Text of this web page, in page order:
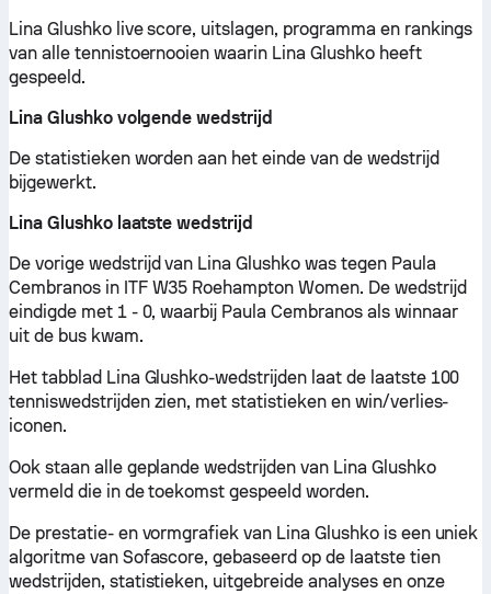
Lina Glushko live score, uitslagen, programma en rankings
van alle tennistoernooien waarin Lina Glushko heeft
gespeeld.
Lina Glushko volgende wedstrijd
De statistieken worden aan het einde van de wedstrijd
bijgewerkt.
Lina Glushko laatste wedstrijd
De vorige wedstrijd van Lina Glushko was tegen Paula
Cembranos in ITF W35 Roehampton Women. De wedstrijd
eindigde met 1 - 0, waarbij Paula Cembranos als winnaar
uit de bus kwam.
Het tabblad Lina Glushko-wedstrijden laat de laatste 100
tenniswedstrijden zien, met statistieken en win/verlies-
iconen.
Ook staan alle geplande wedstrijden van Lina Glushko
vermeld die in de toekomst gespeeld worden.
De prestatie- en vormgrafiek van Lina Glushko is een uniek
algoritme van Sofascore, gebaseerd op de laatste tien
wedstrijden, statistieken, uitgebreide analyses en onze